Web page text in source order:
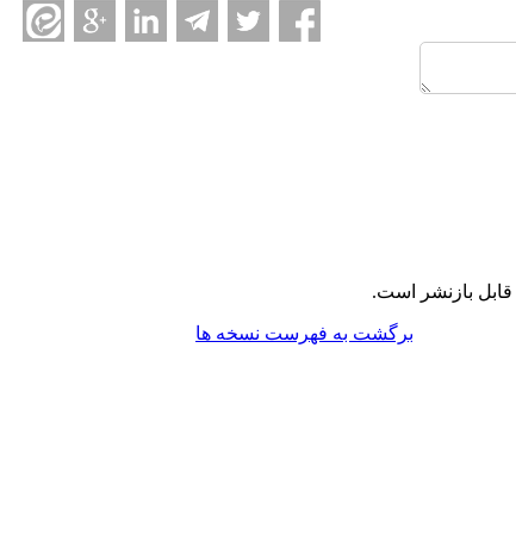
قابل بازنشر است.
برگشت به فهرست نسخه ها